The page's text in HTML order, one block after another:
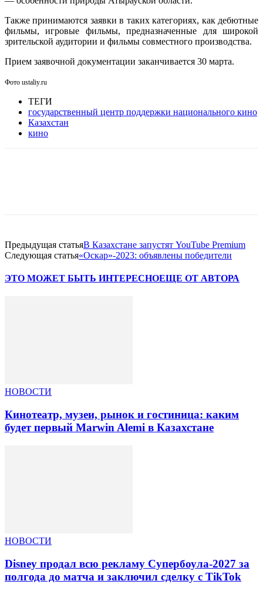
Также принимаются заявки в таких категориях, как дебютные
фильмы, игровые фильмы, предназначенные для широкой
зрительской аудитории и фильмы совместного производства.
Прием заявочной документации заканчивается 30 марта.
Фото ustaliy.ru
ТЕГИ
государственный центр поддержки национального кино
Казахстан
кино
Предыдущая статьяВ Казахстане запустят YouTube Premium
Следующая статья«Оскар»-2023: объявлены победители
ЭТО МОЖЕТ БЫТЬ ИНТЕРЕСНОЕЩЕ ОТ АВТОРА
НОВОСТИ
Кинотеатр, музеи, рынок и гостиница: каким
будет первый Marwin Alemi в Казахстане
НОВОСТИ
Disney продал всю рекламу Супербоула-2027 за
полгода до матча и заключил сделку с TikTok